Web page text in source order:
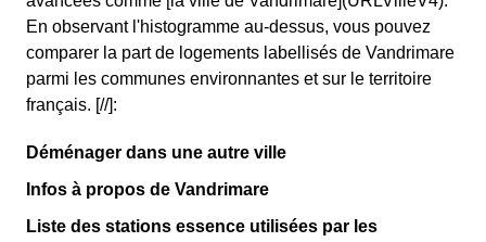
En observant l'histogramme au-dessus, vous pouvez
comparer la part de logements labellisés de Vandrimare
parmi les communes environnantes et sur le territoire
français. [//]:
Déménager dans une autre ville
Infos à propos de Vandrimare
Liste des stations essence utilisées par les